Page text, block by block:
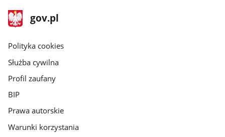
stopka
gov.pl
Strona
gov.pl
gov.pl
Polityka cookies
Służba cywilna
Profil zaufany
BIP
Prawa autorskie
Warunki korzystania